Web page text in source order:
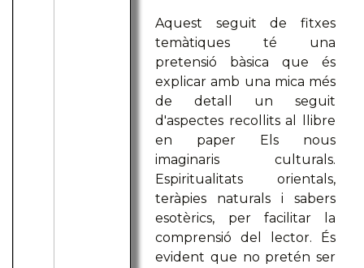
Aquest seguit de fitxes
temàtiques té una
pretensió bàsica que és
explicar amb una mica més
de detall un seguit
d'aspectes recollits al llibre
en paper Els nous
imaginaris culturals.
Espiritualitats orientals,
teràpies naturals i sabers
esotèrics, per facilitar la
comprensió del lector. És
evident que no pretén ser